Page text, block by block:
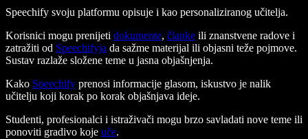
Speechify svoju platformu opisuje i kao personaliziranog učitelja.
Korisnici mogu prenijeti dokumente, članke ili znanstvene radove i
zatražiti od Speechifyja da sažme materijal ili objasni teže pojmove.
Sustav razlaže složene teme u jasna objašnjenja.
Kako Speechify prenosi informacije glasom, iskustvo je nalik
učitelju koji korak po korak objašnjava ideje.
Studenti, profesionalci i istraživači mogu brzo savladati nove teme ili
ponoviti gradivo koje uče.